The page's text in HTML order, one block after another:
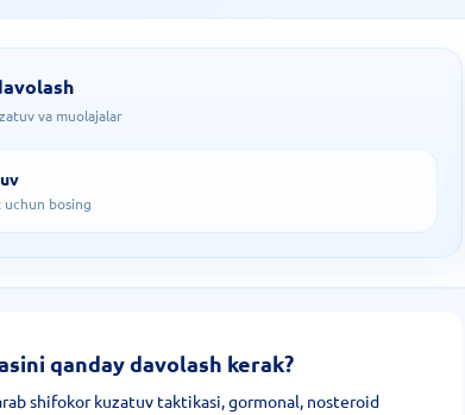
va muolajalar
bosing
qanday davolash kerak?
shifokor kuzatuv taktikasi, gormonal, nosteroid